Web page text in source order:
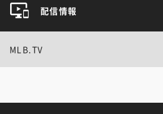
配信情報
MLB.TV